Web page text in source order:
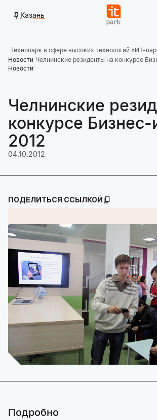
Казань
Технопарк в сфере высоких технологий «ИТ-
Новости Челнинские резиденты на конкурсе
Новости
Челнинские
конкурсе Бизнес-
2012
04.10.2012
ПОДЕЛИТЬСЯ ССЫЛКОЙ
Подробно